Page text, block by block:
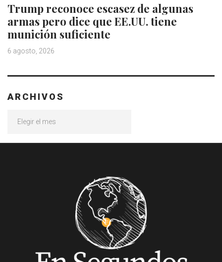
Trump reconoce escasez de algunas
armas pero dice que EE.UU. tiene
munición suficiente
6 agosto, 2026
ARCHIVOS